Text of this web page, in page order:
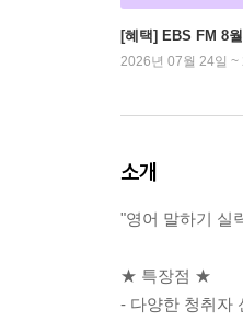
[혜택] EBS FM 8
2026년 07월 24일 ~
소개
"영어 말하기 실
★ 특장점 ★
- 다양한 청취자